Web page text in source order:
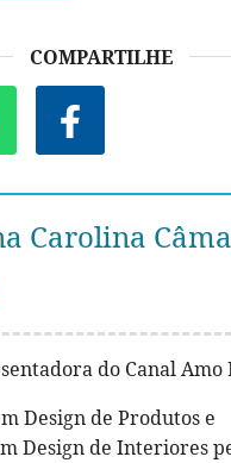
COMPARTILHE
Carolina
do Canal Amo
Design de Produtos e
Design de Interiores